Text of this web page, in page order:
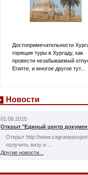
Достопримечательности
горящие туры в Хургаду, как
провести незабываемый
Египте, и многое другое тут...
Новости
01.09.2015
Открыт "Единый центр
Открыт http://
получить визу и ...
Другие новости...